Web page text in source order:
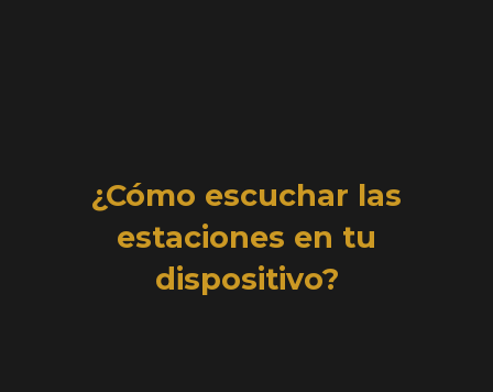
¿Cómo escuchar las
estaciones en tu
dispositivo?